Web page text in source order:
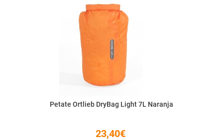
Petate Ortlieb DryBag Light 7L Naranja
23,40€